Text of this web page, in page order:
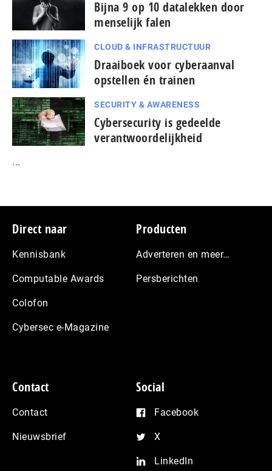
Bijna 9 op 10 datalekken door
menselijk falen
CLOUD & INFRASTRUCTUUR
Draaiboek voor cyberaanval
opstellen én trainen
SECURITY & AWARENESS
Cybersecurity is gedeelde
verantwoordelijkheid
...
Footer
Direct naar
Kennisbank
Computable Awards
Colofon
Cybersec e-Magazine
Producten
Adverteren en meer…
Persberichten
Contact
Contact
Nieuwsbrief
Social
Facebook
X
LinkedIn